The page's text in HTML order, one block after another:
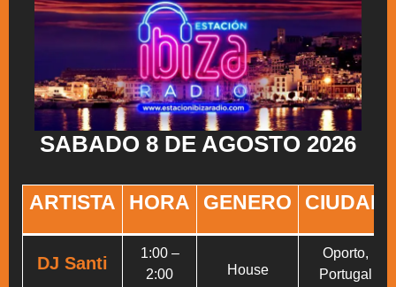
SABADO 8 DE AGOSTO 2026
ARTISTA HORA GENERO CIUDAD
DJ Santi
1:00 –
2:00
House
Oporto,
Portugal